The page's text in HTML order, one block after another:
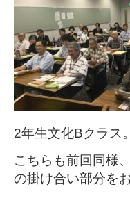
2年生文化Bクラス。
こちらも前回同様
の掛け合い部分を